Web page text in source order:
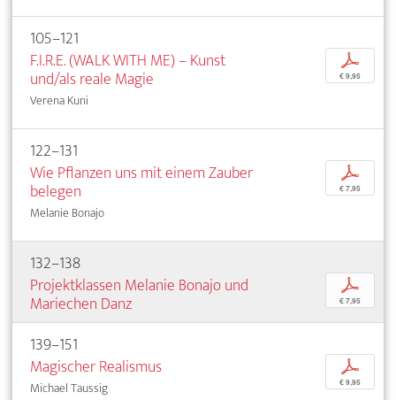
105–121
F.I.R.E. (WALK WITH ME) – Kunst
und/als reale Magie
Verena Kuni
p
€ 9,95
122–131
Wie Pflanzen uns mit einem Zauber
belegen
Melanie Bonajo
p
€ 7,95
132–138
Projektklassen Melanie Bonajo und
Mariechen Danz
p
€ 7,95
139–151
Magischer Realismus
Michael Taussig
p
€ 9,95